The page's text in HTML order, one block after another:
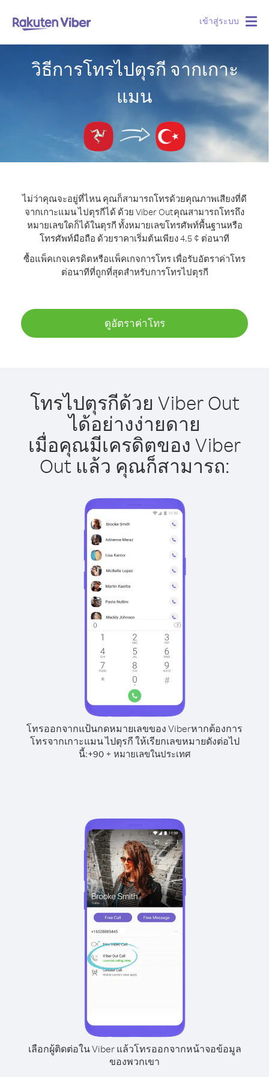
เข้าสู่ระบบ
วิธีการโทรไปตุรกี จากเกาะ
แมน
ไม่ว่าคุณจะอยู่ที่ไหน คุณก็สามารถโทรด้วยคุณภาพเสียงที่ดี
จากเกาะแมน ไปตุรกีได้ ด้วย Viber Outคุณสามารถโทรถึง
หมายเลขใดก็ได้ในตุรกี ทั้งหมายเลขโทรศัพท์พื้นฐานหรือ
โทรศัพท์มือถือ ด้วยราคาเริ่มต้นเพียง 4.5 ¢ ต่อนาที
ซื้อแพ็คเกจเครดิตหรือแพ็คเกจการโทร เพื่อรับอัตราค่าโทร
ต่อนาทีที่ถูกที่สุดสำหรับการโทรไปตุรกี
ดูอัตราค่าโทร
โทรไปตุรกีด้วย Viber Out
ได้อย่างง่ายดาย
เมื่อคุณมีเครดิตของ Viber
Out แล้ว คุณก็สามารถ:
โทรออกจากแป้นกดหมายเลขของ Viberหากต้องการ
โทรจากเกาะแมน ไปตุรกี ให้เรียกเลขหมายดังต่อไป
นี้:+90+ หมายเลขในประเทศ
เลือกผู้ติดต่อใน Viber แล้วโทรออกจากหน้าจอข้อมูล
ของพวกเขา